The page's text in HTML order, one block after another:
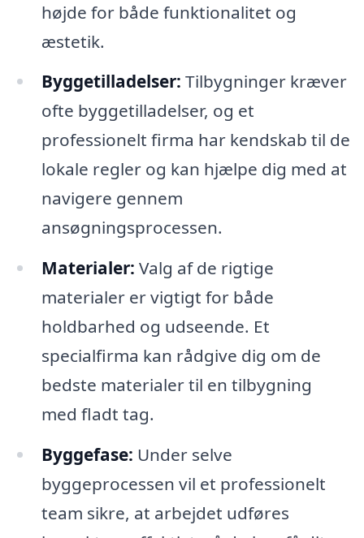
højde for både funktionalitet og
æstetik.
Byggetilladelser: Tilbygninger kræver
ofte byggetilladelser, og et
professionelt firma har kendskab til de
lokale regler og kan hjælpe dig med at
navigere gennem
ansøgningsprocessen.
Materialer: Valg af de rigtige
materialer er vigtigt for både
holdbarhed og udseende. Et
specialfirma kan rådgive dig om de
bedste materialer til en tilbygning
med fladt tag.
Byggefase: Under selve
byggeprocessen vil et professionelt
team sikre, at arbejdet udføres